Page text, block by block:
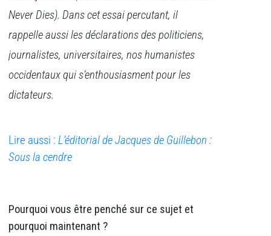
Never Dies). Dans cet essai percutant, il
rappelle aussi les déclarations des politiciens,
journalistes, universitaires, nos humanistes
occidentaux qui s’enthousiasment pour les
dictateurs.
Lire aussi : L’éditorial de Jacques de Guillebon :
Sous la cendre
Pourquoi vous être penché sur ce sujet et
pourquoi maintenant ?